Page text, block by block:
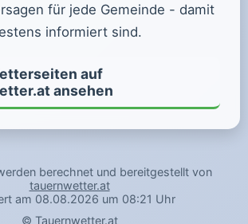
für jede Gemeinde - damit
informiert sind.
auf
ansehen
berechnet und bereitgestellt von
tauernwetter.at
am 08.08.2026 um 08:21 Uhr
© Tauernwetter.at